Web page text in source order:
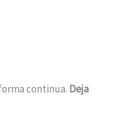
continua. Deja